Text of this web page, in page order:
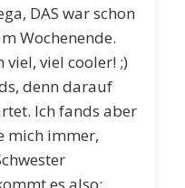
DAS war schon
Wochenende.
viel cooler! ;)
denn darauf
Ich fands aber
mich immer,
es also: